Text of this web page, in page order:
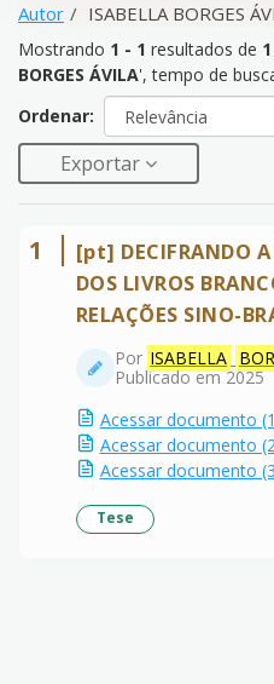
Autor ISABELLA BORGES
Mostrando 1 - 1 resultados de 1
BORGES ÁVILA', tempo de
Ordenar:
Exportar
1
[pt] DECIFRANDO
DOS LIVROS
RELAÇÕES SINO-
Por ISABELLA
Publicado em 2025
Acessar documento
Acessar documento
Acessar documento
Tese